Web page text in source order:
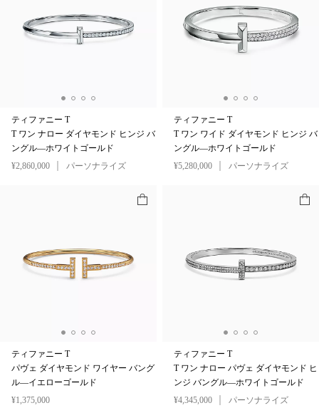
ティファニー T
T ワン ナロー ダイヤモンド ヒンジ バ
ングル—ホワイトゴールド
¥2,860,000
パーソナライズ
ティファニー T
T ワン ワイド ダイヤモンド ヒンジ バ
ングル—ホワイトゴールド
¥5,280,000
パーソナライズ
ティファニー T
パヴェ ダイヤモンド ワイヤー バング
ル—イエローゴールド
¥1,375,000
ティファニー T
T ワン ナロー パヴェ ダイヤモンド ヒ
ンジ バングル—ホワイトゴールド
¥4,345,000
パーソナライズ